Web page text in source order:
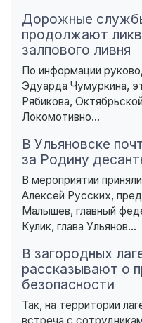
Дорожные
продолжают
залпового ливня
По информации
Эдуарда Чумуркина,
Рябикова,
Локомотивно...
В Ульяновске
за Родину
В мероприятии
Алексей Русских,
Малышев, главный
Кулик, глава Ульянов...
В загородных
рассказывают о
безопасности
Так, на территории